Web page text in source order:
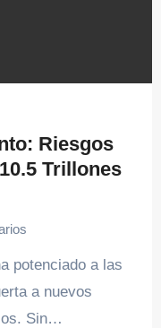
Riesgos
Trillones
potenciado a las
a nuevos
Sin…